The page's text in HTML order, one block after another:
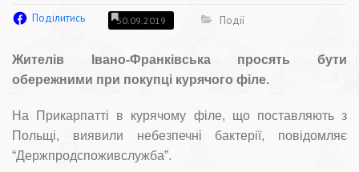
Поділитись 30.09.2019 Події
Жителів Івано-Франківська просять бути
обережними при покупці курячого філе.
На Прикарпатті в курячому філе, що поставляють з
Польщі, виявили небезпечні бактерії, повідомляє
“Держпродспоживслужба”.